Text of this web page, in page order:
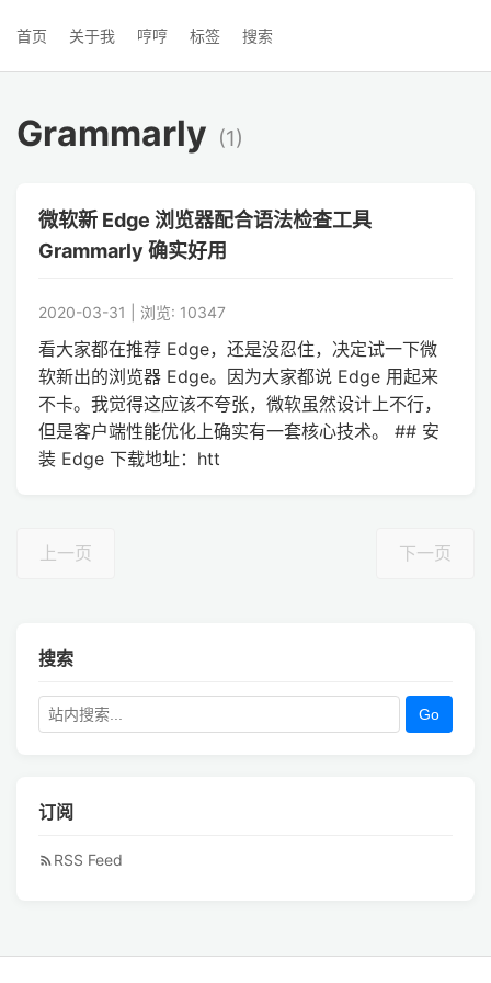
首页 关于我 哼哼 标签 搜索
Grammarly (1)
微软新 Edge 浏览器配合语法检查工具
Grammarly 确实好用
2020-03-31 | 浏览: 10347
看大家都在推荐 Edge，还是没忍住，决定试一下微
软新出的浏览器 Edge。因为大家都说 Edge 用起来
不卡。我觉得这应该不夸张，微软虽然设计上不行，
但是客户端性能优化上确实有一套核心技术。 ## 安
装 Edge 下载地址：htt
上一页 下一页
搜索
Go
订阅
RSS Feed